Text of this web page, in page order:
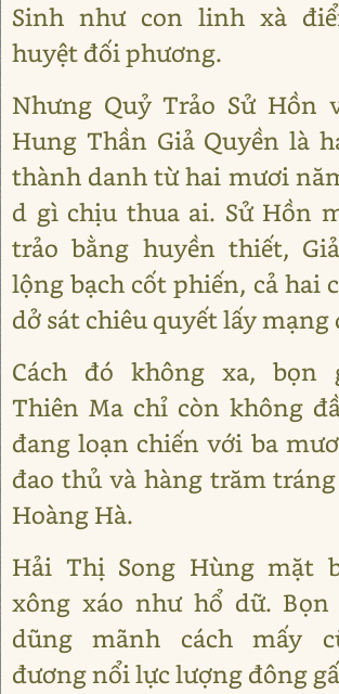
Sinh như con linh xà
huyệt đối phương.
Nhưng Quỷ Trảo Sử Hồn
Hung Thần Giả Quyền là
thành danh từ hai mươi
d gì chịu thua ai. Sử Hồn
trảo bằng huyền thiết,
lộng bạch cốt phiến, cả hai
dở sát chiêu quyết lấy
Cách đó không xa, bọn
Thiên Ma chỉ còn không
đang loạn chiến với ba
đao thủ và hàng trăm
Hoàng Hà.
Hải Thị Song Hùng mặt
xông xáo như hổ dữ.
dũng mãnh cách mấy
đương nổi lực lượng đông